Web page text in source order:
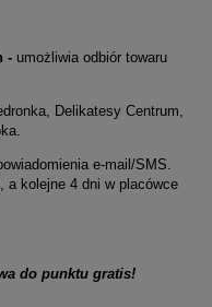
- umożliwia odbiór towaru
Delikatesy Centrum,
e-mail/SMS.
a kolejne 4 dni w placówce
do punktu gratis!